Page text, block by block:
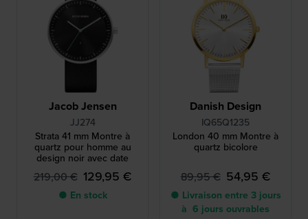
Jacob Jensen
JJ274
Strata 41 mm Montre à
quartz pour homme au
design noir avec date
219,00 € 129,95 €
● En stock
Danish Design
IQ65Q1235
London 40 mm Montre à
quartz bicolore
89,95 € 54,95 €
● Livraison entre 3 jours
à 6 jours ouvrables